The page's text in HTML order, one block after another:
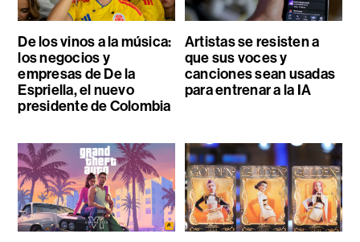
De los vinos a la música:
los negocios y
empresas de De la
Espriella, el nuevo
presidente de Colombia
Artistas se resisten a
que sus voces y
canciones sean usadas
para entrenar a la IA